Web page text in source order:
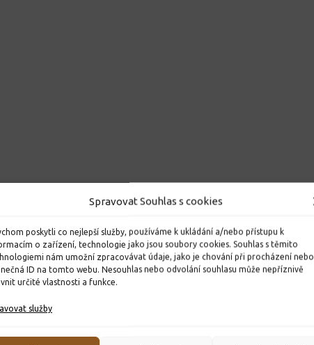
Spravovat Souhlas s cookies
poskytli co nejlepší služby, používáme k ukládání a/nebo přístupu k
o zařízení, technologie jako jsou soubory cookies. Souhlas s těmito
nám umožní zpracovávat údaje, jako je chování při procházení nebo
ID na tomto webu. Nesouhlas nebo odvolání souhlasu může nepříznivě
určité vlastnosti a funkce.
služby